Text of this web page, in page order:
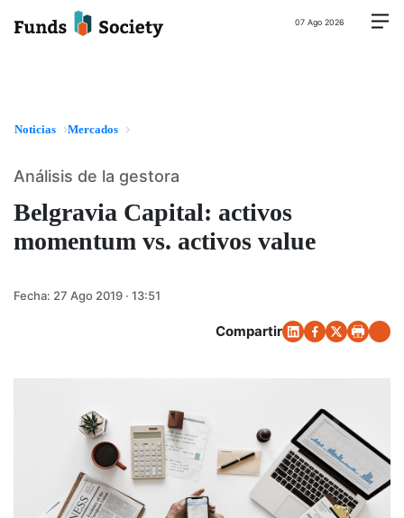
07 Ago 2026
Noticias Mercados
Belgravia Capital: activos
momentum vs. activos value
Análisis de la gestora
Fecha: 27 Ago 2019 · 13:51
Compartir